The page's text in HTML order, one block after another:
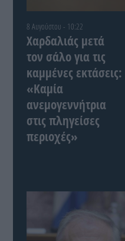
8 Αυγούστου - 10:22
Χαρδαλιάς μετά
τον σάλο για τις
καμμένες εκτάσεις:
«Καμία
ανεμογεννήτρια
στις πληγείσες
περιοχές»